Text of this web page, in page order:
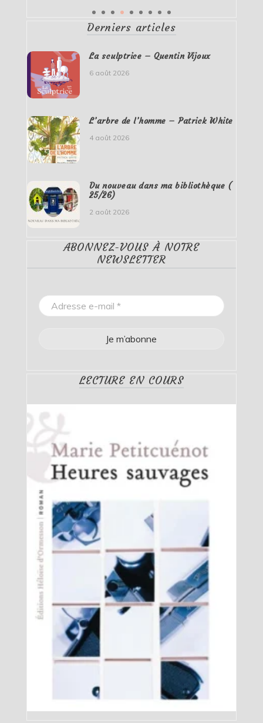
Derniers articles
La sculptrice – Quentin Vijoux
6 août 2026
L’arbre de l’homme – Patrick White
4 août 2026
Du nouveau dans ma bibliothèque (
25/26)
2 août 2026
ABONNEZ-VOUS À NOTRE
NEWSLETTER
LECTURE EN COURS